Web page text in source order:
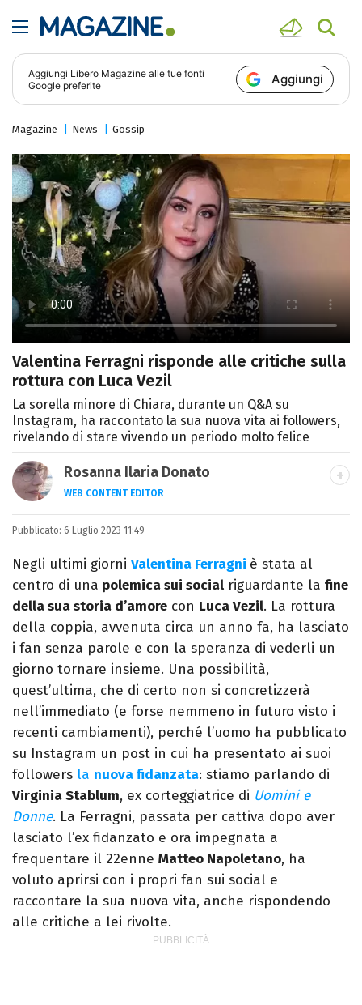
Aggiungi Libero Magazine alle tue fonti
Google preferite
Aggiungi
Magazine News Gossip
Valentina Ferragni risponde alle critiche sulla
rottura con Luca Vezil
La sorella minore di Chiara, durante un Q&A su
Instagram, ha raccontato la sua nuova vita ai followers,
rivelando di stare vivendo un periodo molto felice
Rosanna Ilaria Donato
WEB CONTENT EDITOR
Laureata in Linguaggi dei Media, mi dedico
al mondo dell’intrattenimento da 10 anni.
Ho lavorato come web content editor
freelance per diverse testate.
Pubblicato: 6 Luglio 2023 11:49
Negli ultimi giorni Valentina Ferragni è stata al
centro di una polemica sui social riguardante la fine
della sua storia d’amore con Luca Vezil. La rottura
della coppia, avvenuta circa un anno fa, ha lasciato
i fan senza parole e con la speranza di vederli un
giorno tornare insieme. Una possibilità,
quest’ultima, che di certo non si concretizzerà
nell’immediato (e forse nemmeno in futuro visto i
recenti cambiamenti), perché l’uomo ha pubblicato
su Instagram un post in cui ha presentato ai suoi
followers la nuova fidanzata: stiamo parlando di
Virginia Stablum, ex corteggiatrice di Uomini e
Donne. La Ferragni, passata per cattiva dopo aver
lasciato l’ex fidanzato e ora impegnata a
frequentare il 22enne Matteo Napoletano, ha
voluto aprirsi con i propri fan sui social e
raccontare la sua nuova vita, anche rispondendo
alle critiche a lei rivolte.